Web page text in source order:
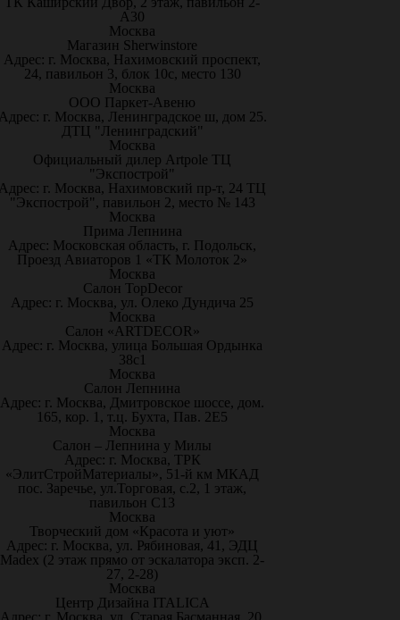
А30
Москва
Магазин Sherwinstore
Адрес: г. Москва, Нахимовский проспект,
24, павильон 3, блок 10с, место 130
Москва
ООО Паркет-Авeню
г. Москва, Ленинградское ш, дом 25.
ДТЦ "Ленинградский"
Москва
Официальный дилер Artpole ТЦ
"Экспострой"
г. Москва, Нахимовский пр-т, 24 ТЦ
"Экспострой", павильон 2, место № 143
Москва
Прима Лепнина
Адрес: Московская область, г. Подольск,
Проезд Авиаторов 1 «ТК Молоток 2»
Москва
Салон TopDecor
Адрес: г. Москва, ул. Олеко Дундича 25
Москва
Салон «ARTDECOR»
Адрес: г. Москва, улица Большая Ордынка
38с1
Москва
Салон Лепнина
Адрес: г. Москва, Дмитровское шоссе, дом.
165, кор. 1, т.ц. Бухта, Пав. 2Е5
Москва
Салон – Лепнина у Милы
Адрес: г. Москва, ТРК
«ЭлитСтройМатериалы», 51-й км МКАД
пос. Заречье, ул.Торговая, с.2, 1 этаж,
павильон С13
Москва
Творческий дом «Красота и уют»
Адрес: г. Москва, ул. Рябиновая, 41, ЭДЦ
Madex (2 этаж прямо от эскалатора эксп. 2-
27, 2-28)
Москва
Центр Дизайна ITALICA
Адрес: г. Москва, ул. Старая Басманная, 20,